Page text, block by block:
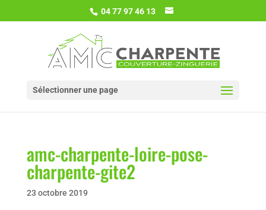
04 77 97 46 13
Sélectionner une page
amc-charpente-loire-pose-
charpente-gite2
23 octobre 2019